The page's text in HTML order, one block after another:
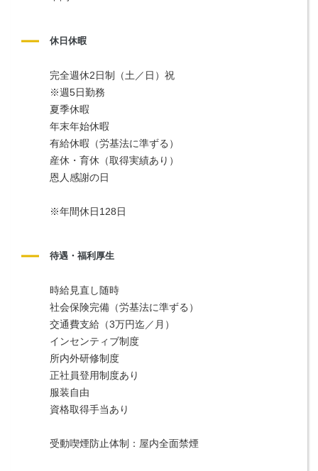
休日休暇
完全週休2日制（土／日）祝
※週5日勤務
夏季休暇
年末年始休暇
有給休暇（労基法に準ずる）
産休・育休（取得実績あり）
恩人感謝の日
※年間休日128日
待遇・福利厚生
時給見直し随時
社会保険完備（労基法に準ずる）
交通費支給（3万円迄／月）
インセンティブ制度
所内外研修制度
正社員登用制度あり
服装自由
資格取得手当あり
受動喫煙防止体制：屋内全面禁煙